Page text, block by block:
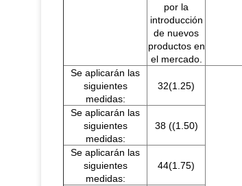
por la
introducción
de nuevos
productos en
el mercado.
Se aplicarán las
siguientes
medidas:
32(1.25)
Se aplicarán las
siguientes
medidas:
38 ((1.50)
Se aplicarán las
siguientes
medidas:
44(1.75)